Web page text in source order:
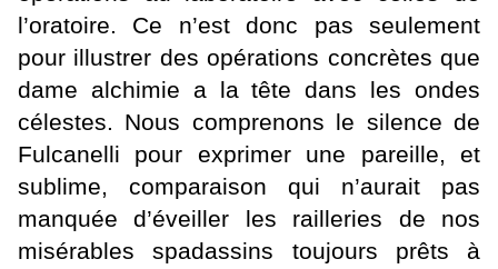
l’oratoire. Ce n’est donc pas seulement
pour illustrer des opérations concrètes que
dame alchimie a la tête dans les ondes
célestes. Nous comprenons le silence de
Fulcanelli pour exprimer une pareille, et
sublime, comparaison qui n’aurait pas
manquée d’éveiller les railleries de nos
misérables spadassins toujours prêts à